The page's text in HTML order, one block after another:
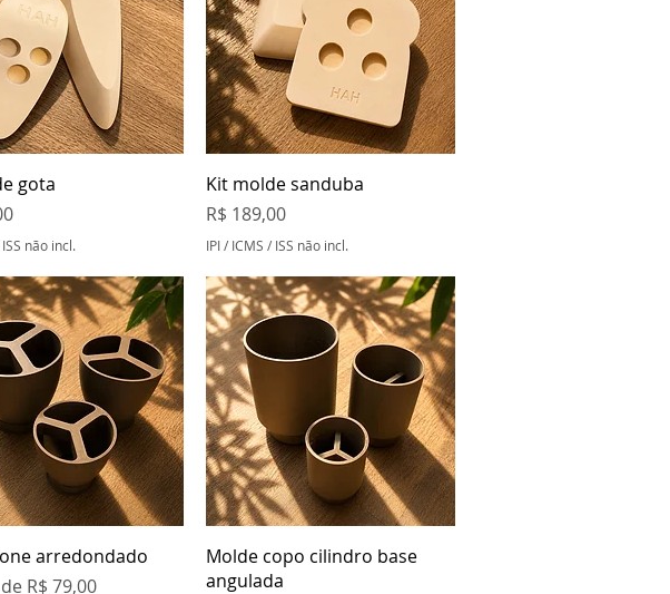
rápida
gota
não incl.
Visualização rápida
Kit molde sanduba
Preço
R$ 189,00
IPI / ICMS / ISS não incl.
rápida
arredondado
R$ 79,00
Visualização rápida
Molde copo cilindro base
angulada